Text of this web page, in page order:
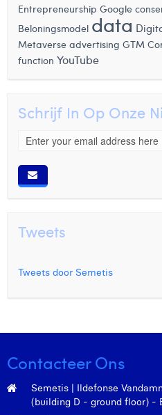
Entrepreneurship Google
Beloningsmodel data
Metaverse advertising GTM
function YouTube
Schrijf In Op Onze
Tweets
Tweets door Semetis
Contacteer Ons
Semetis | Ildefonse
(building D - ground floor) -